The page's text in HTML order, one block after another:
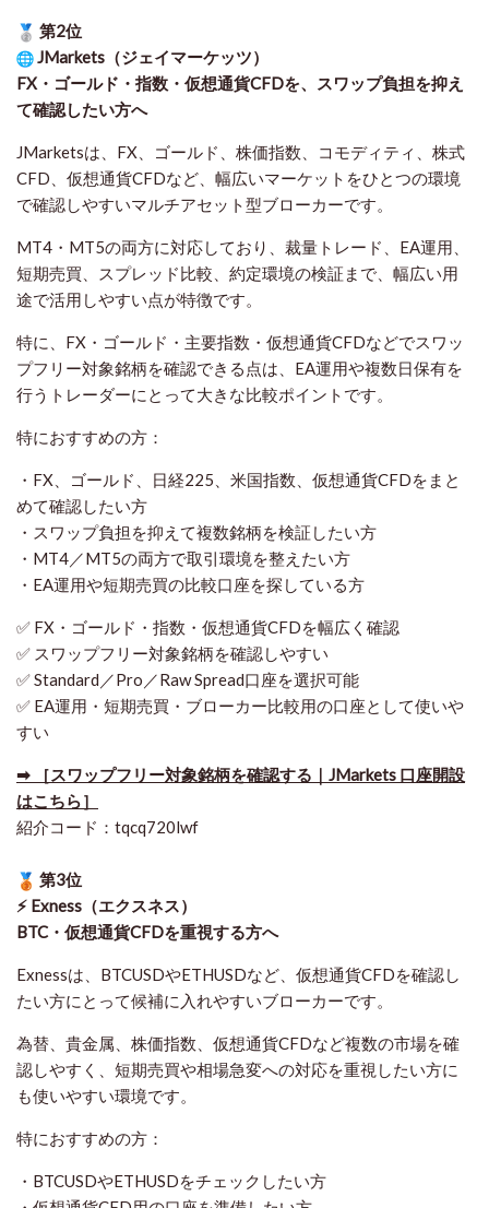
第2位
JMarkets（ジェイマーケッツ）
FX・ゴールド・指数・仮想通貨CFDを、スワップ負担を抑え
て確認したい方へ
JMarketsは、FX、ゴールド、株価指数、コモディティ、株式
CFD、仮想通貨CFDなど、幅広いマーケットをひとつの環境
で確認しやすいマルチアセット型ブローカーです。
MT4・MT5の両方に対応しており、裁量トレード、EA運用、
短期売買、スプレッド比較、約定環境の検証まで、幅広い用
途で活用しやすい点が特徴です。
特に、FX・ゴールド・主要指数・仮想通貨CFDなどでスワッ
プフリー対象銘柄を確認できる点は、EA運用や複数日保有を
行うトレーダーにとって大きな比較ポイントです。
特におすすめの方：
・FX、ゴールド、日経225、米国指数、仮想通貨CFDをまと
めて確認したい方
・スワップ負担を抑えて複数銘柄を検証したい方
・MT4／MT5の両方で取引環境を整えたい方
・EA運用や短期売買の比較口座を探している方
✅ FX・ゴールド・指数・仮想通貨CFDを幅広く確認
✅ スワップフリー対象銘柄を確認しやすい
✅ Standard／Pro／Raw Spread口座を選択可能
✅ EA運用・短期売買・ブローカー比較用の口座として使いや
すい
➡ ［スワップフリー対象銘柄を確認する｜JMarkets 口座開設
はこちら］
紹介コード：tqcq720lwf
第3位
⚡ Exness（エクスネス）
BTC・仮想通貨CFDを重視する方へ
Exnessは、BTCUSDやETHUSDなど、仮想通貨CFDを確認し
たい方にとって候補に入れやすいブローカーです。
為替、貴金属、株価指数、仮想通貨CFDなど複数の市場を確
認しやすく、短期売買や相場急変への対応を重視したい方に
も使いやすい環境です。
特におすすめの方：
・BTCUSDやETHUSDをチェックしたい方